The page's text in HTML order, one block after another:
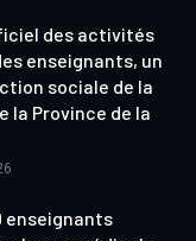
des activités
enseignants, un
sociale de la
la Province de la
enseignants